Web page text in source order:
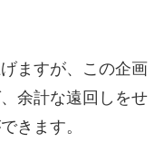
ますが、この企画
余計な遠回しをせ
きます。